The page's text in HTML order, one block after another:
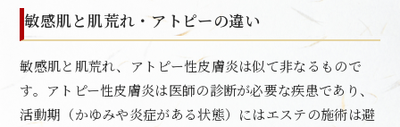
敏感肌と肌荒れ・アトピーの違い
敏感肌と肌荒れ、アトピー性皮膚炎は似て非なるもので
す。アトピー性皮膚炎は医師の診断が必要な疾患であり、
活動期（かゆみや炎症がある状態）にはエステの施術は避